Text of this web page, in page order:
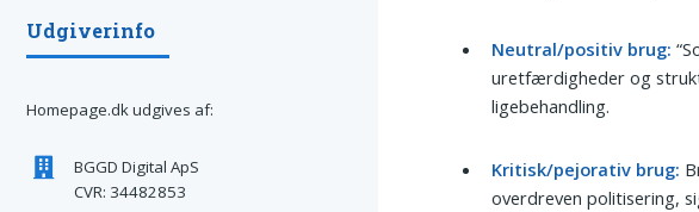
Neutral/positiv brug:
uretfærdigheder og
ligebehandling.
Kritisk/pejorativ brug:
overdreven politisering,
Udgiverinfo
Homepage.dk udgives af:
BGGD Digital ApS
CVR: 34482853